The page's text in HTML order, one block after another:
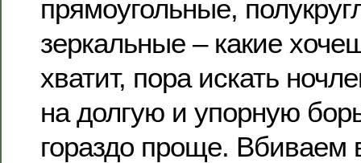
прямоугольные,
зеркальные – какие
хватит, пора искать
на долгую и упорную
гораздо проще. Вбиваем